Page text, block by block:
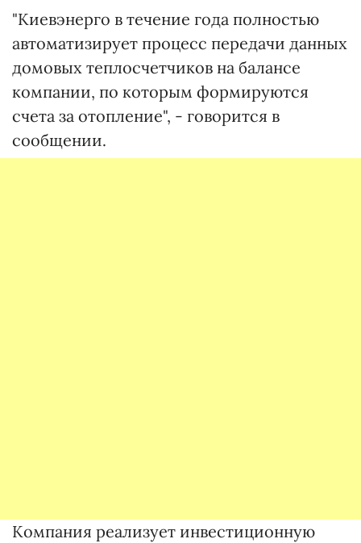
"Киевэнерго в течение года полностью
автоматизирует процесс передачи данных
домовых теплосчетчиков на балансе
компании, по которым формируются
счета за отопление", - говорится в
сообщении.
Компания реализует инвестиционную